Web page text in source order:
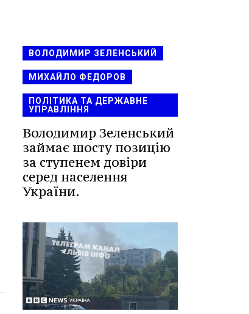
ВОЛОДИМИР ЗЕЛЕНСЬКИЙ
МИХАЙЛО ФЕДОРОВ
ПОЛІТИКА ТА ДЕРЖАВНЕ
УПРАВЛІННЯ
Володимир Зеленський
займає шосту позицію
за ступенем довіри
серед населення
України.